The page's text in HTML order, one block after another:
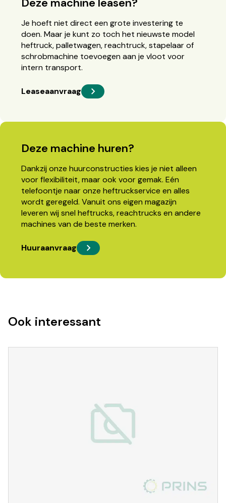
Je hoeft niet direct een grote investering te
doen. Maar je kunt zo toch het nieuwste model
heftruck, palletwagen, reachtruck, stapelaar of
schrobmachine toevoegen aan je vloot voor
intern transport.
Leaseaanvraag
Deze machine huren?
Dankzij onze huurconstructies kies je niet alleen
voor flexibiliteit, maar ook voor gemak. Eén
telefoontje naar onze heftruckservice en alles
wordt geregeld. Vanuit ons eigen magazijn
leveren wij snel heftrucks, reachtrucks en andere
machines van de beste merken.
Huuraanvraag
Ook interessant